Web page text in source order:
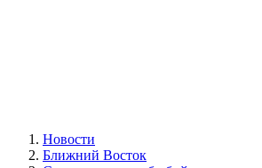
Новости
Ближний Восток